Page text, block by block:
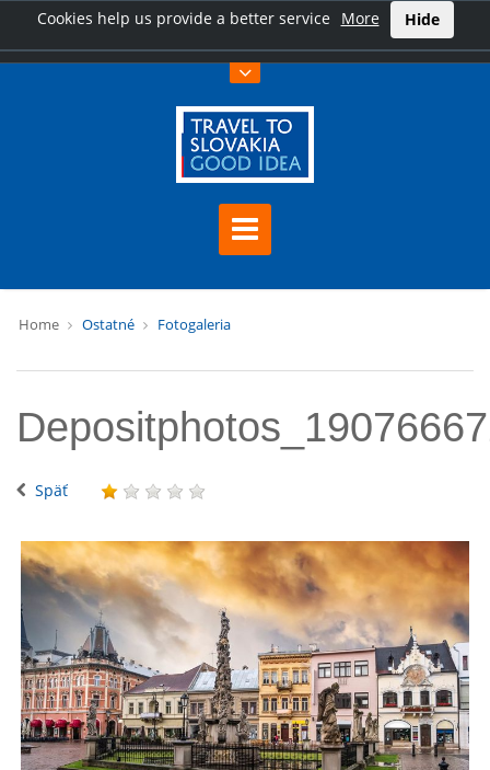
Cookies help us provide a better service More Hide
Home Ostatné Fotogaleria
Späť